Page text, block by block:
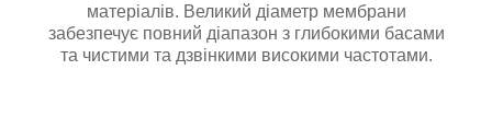
матеріалів. Великий діаметр мембрани
забезпечує повний діапазон з глибокими басами
та чистими та дзвінкими високими частотами.